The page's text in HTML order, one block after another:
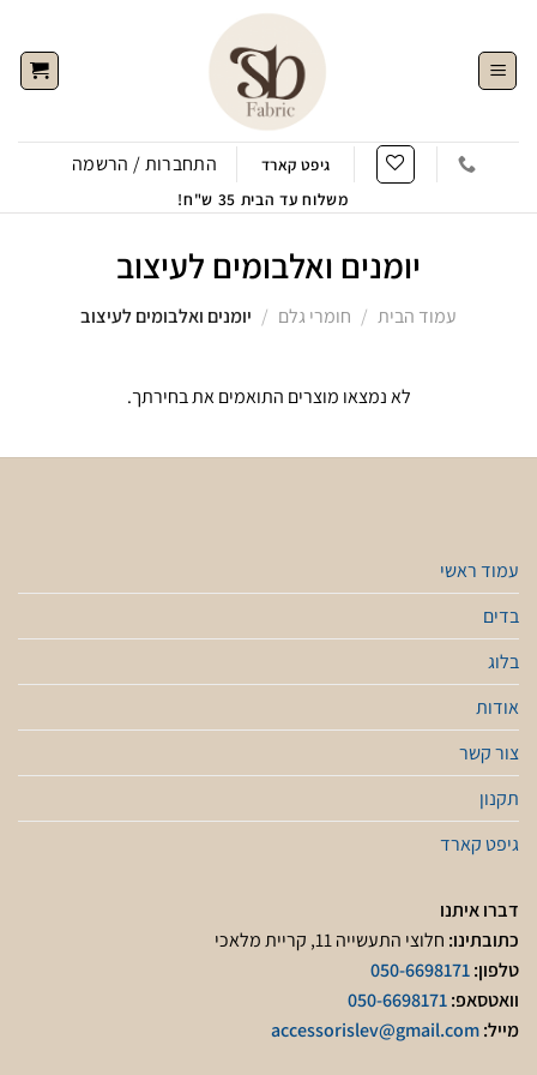
content
גיפט קארד התחברות / הרשמה
משלוח עד הבית 35 ש"ח!
יומנים ואלבומים לעיצוב
עמוד הבית / חומרי גלם / יומנים ואלבומים לעיצוב
לא נמצאו מוצרים התואמים את בחירתך.
עמוד ראשי
בדים
בלוג
אודות
צור קשר
תקנון
גיפט קארד
דברו איתנו
כתובתינו: חלוצי התעשייה 11, קריית מלאכי
טלפון:050-6698171
וואטסאפ:050-6698171
מייל:accessorislev@gmail.com